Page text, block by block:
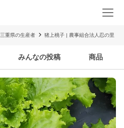
三重県の生産者 猪上桃子 | 農事組合法人忍の里
みんなの投稿 商品